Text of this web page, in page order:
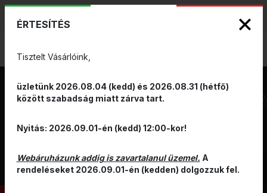
HUN
CSOMAG
ÉRTESÍTÉS
Tisztelt Vásárlóink,
üzletünk 2026.08.04 (kedd) és 2026.08.31 (hétfő)
között szabadság miatt zárva tart.
Nyitás: 2026.09.01-én (kedd) 12:00-kor!
Webáruházunk addig is zavartalanul üzemel. A
rendeléseket 2026.09.01-én (kedden) dolgozzuk fel.